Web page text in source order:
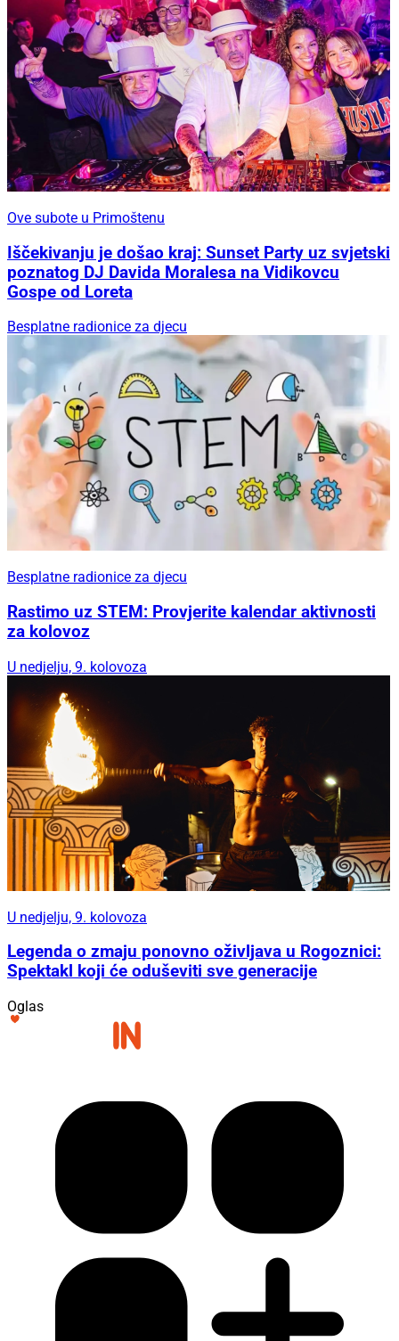
Ove subote u Primoštenu
Iščekivanju je došao kraj: Sunset Party uz svjetski
poznatog DJ Davida Moralesa na Vidikovcu
Gospe od Loreta
Besplatne radionice za djecu
Besplatne radionice za djecu
Rastimo uz STEM: Provjerite kalendar aktivnosti
za kolovoz
U nedjelju, 9. kolovoza
U nedjelju, 9. kolovoza
Legenda o zmaju ponovno oživljava u Rogoznici:
Spektakl koji će oduševiti sve generacije
Oglas